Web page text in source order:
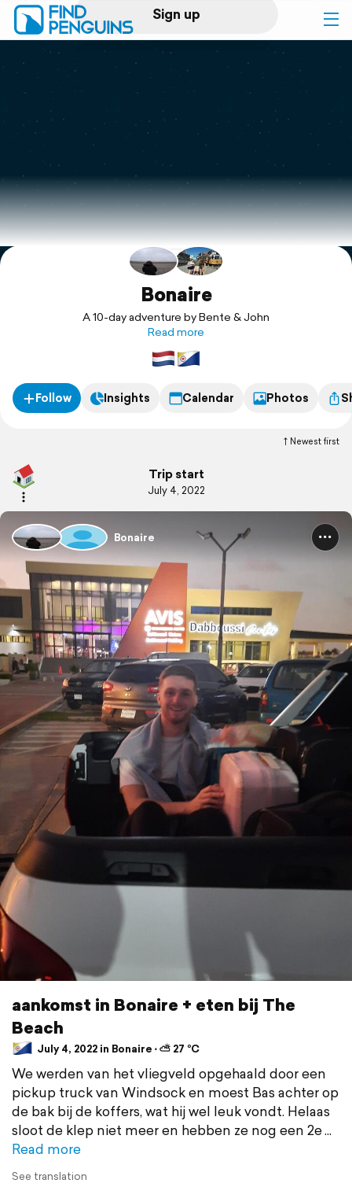
Sign up
Log in
Print a book
Flyover video
Explore
Bonaire
A 10-day adventure by Bente & John
Read more
Follow Insights Calendar Photos
Newest first
Trip start
July 4, 2022
Bonaire
aankomst in Bonaire + eten bij The
Beach
July 4, 2022 in Bonaire ⋅ ⛅ 27 °C
We werden van het vliegveld opgehaald door een
pickup truck van Windsock en moest Bas achter op
de bak bij de koffers, wat hij wel leuk vondt. Helaas
sloot de klep niet meer en hebben ze nog een 2e
Read more
See translation